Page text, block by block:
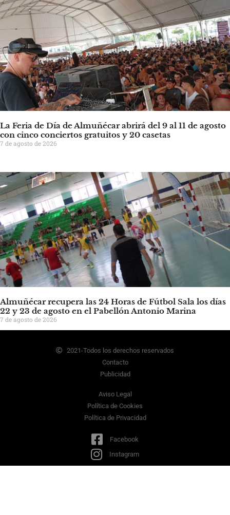
La Feria de Día de Almuñécar abrirá del 9 al 11 de agosto
con cinco conciertos gratuitos y 20 casetas
7 de agosto de 2026
Almuñécar recupera las 24 Horas de Fútbol Sala los días
22 y 23 de agosto en el Pabellón Antonio Marina
7 de agosto de 2026
2021-Todos los derechos reservados
Contacto
Publicidad
Aviso Legal
Política de Cookies
Política de Privacidad
Facebook
Instagram